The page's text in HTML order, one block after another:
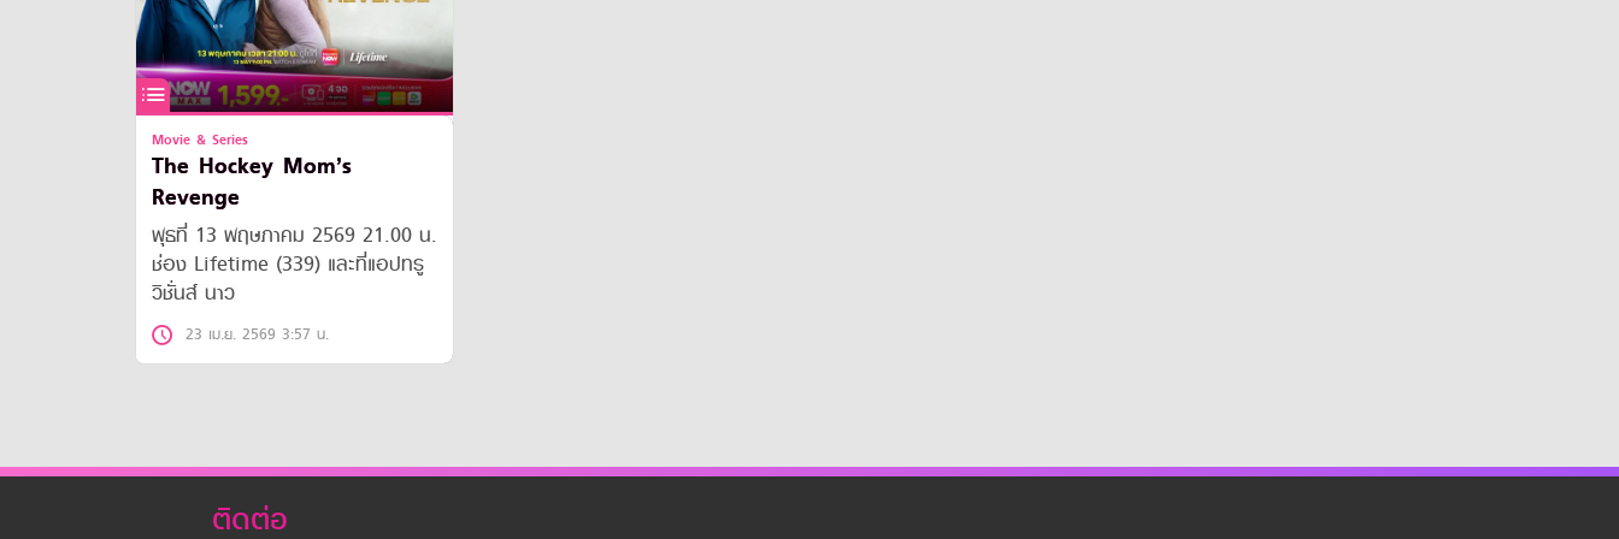
Movie & Series
The Hockey Mom’s
Revenge
พุธที่ 13 พฤษภาคม 2569 21.00 น.
ช่อง Lifetime (339) และที่แอปทรู
วิชั่นส์ นาว
23 เม.ย. 2569 3:57 น.
ติดต่อ